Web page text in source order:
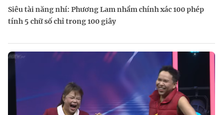
Siêu tài năng nhí: Phương Lam nhẩm chính xác 100 phép
tính 5 chữ số chỉ trong 100 giây